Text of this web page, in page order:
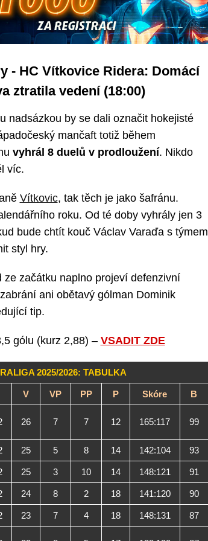
- HC Vítkovice Ridera: Domácí
ztratila vedení (18:00)
nadsázkou by se dali označit hokejisté
mančaft totiž během
vyhrál 8 duelů v prodloužení. Nikdo
víc.
Vítkovic, tak těch je jako šafránu.
roku. Od té doby vyhrály jen 3
bude chtít kouč Václav Varaďa s týmem
styl hry.
začátku naplno projeví defenzivní
ani obětavý gólman Dominik
tip.
gólu (kurz 2,88) – VSADIT ZDE
2025/2026: TABULKA
V VP PP P Skóre B
26 7 7 12 165:117 99
25 5 8 14 142:104 93
25 3 10 14 148:121 91
24 8 2 18 141:120 90
23 7 4 18 148:131 87